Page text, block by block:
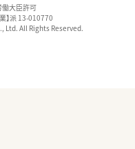
大臣許可
】派 13-010770
Ltd. All Rights Reserved.